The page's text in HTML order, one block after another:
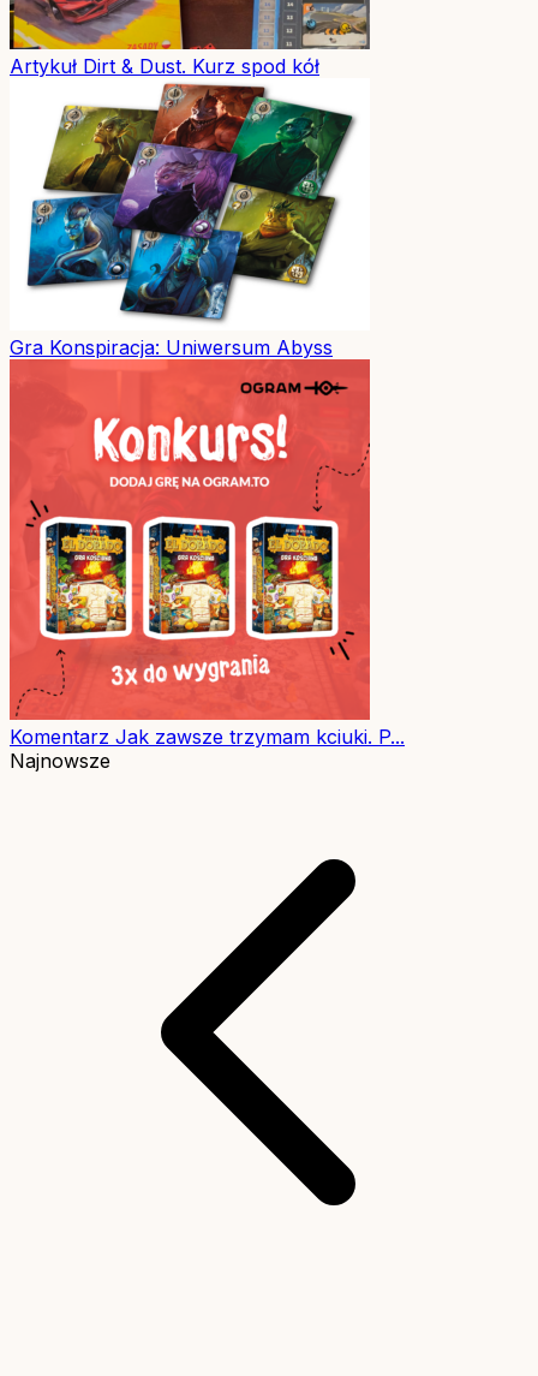
Artykuł Dirt & Dust. Kurz spod kół
Gra Konspiracja: Uniwersum Abyss
Komentarz Jak zawsze trzymam kciuki. P...
Najnowsze